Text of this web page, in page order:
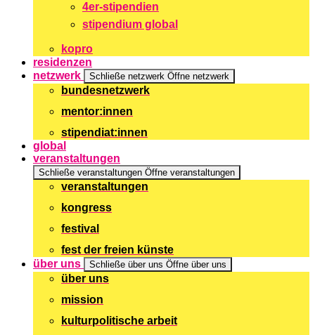
4er-stipendien
stipendium global
kopro
residenzen
netzwerk
Schließe netzwerk Öffne netzwerk
bundesnetzwerk
mentor:innen
stipendiat:innen
global
veranstaltungen
Schließe veranstaltungen Öffne veranstaltungen
veranstaltungen
kongress
festival
fest der freien künste
über uns
Schließe über uns Öffne über uns
über uns
mission
kulturpolitische arbeit